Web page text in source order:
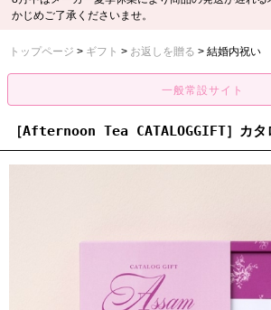
かじめご了承くださいませ。
トップページ ギフト お返しを贈る 結婚内祝い
［Afternoon Tea CATALOGGIFT］カ